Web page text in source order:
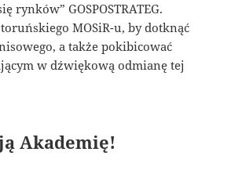
rynków” GOSPOSTRATEG.
MOSiR-u, by dotknąć
a także pokibicować
w dźwiękową odmianę tej
Akademię!